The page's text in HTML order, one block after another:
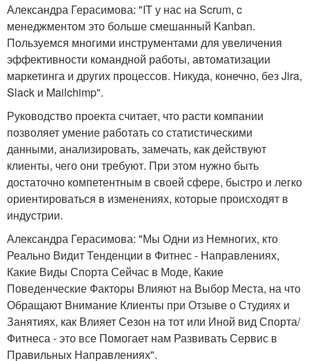
Александра Герасимова: "IT у нас на Scrum, c
менеджментом это больше смешанный Kanban.
Пользуемся многими инструментами для увеличения
эффективности командной работы, автоматизации
маркетинга и других процессов. Никуда, конечно, без Jira,
Slack и Mailchimp".
Руководство проекта считает, что расти компании
позволяет умение работать со статистическими
данными, анализировать, замечать, как действуют
клиенты, чего они требуют. При этом нужно быть
достаточно компетентным в своей сфере, быстро и легко
ориентироваться в изменениях, которые происходят в
индустрии.
Александра Герасимова: "Мы Одни из Немногих, кто
Реально Видит Тенденции в Фитнес - Направлениях,
Какие Виды Спорта Сейчас в Моде, Какие
Поведенческие Факторы Влияют на Выбор Места, на что
Обращают Внимание Клиенты при Отзыве о Студиях и
Занятиях, как Влияет Сезон на тот или Иной вид Спорта/
Фитнеса - это все Помогает нам Развивать Сервис в
Правильных Направлениях".